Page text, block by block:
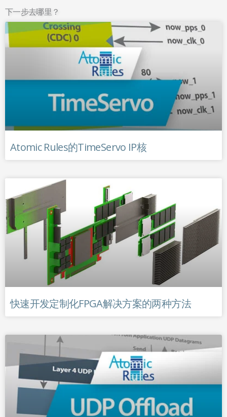
下一步去哪里？
Atomic Rules的TimeServo IP核
快速开发定制化FPGA解决方案的两种方法